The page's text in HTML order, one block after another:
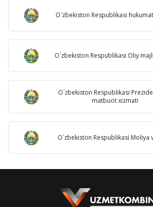
O`zbekiston Respublikasi
O`zbekiston Respublikasi Oliy
O`zbekiston Respublikasi
matbuot xizmati
O`zbekiston Respublikasi Moliya